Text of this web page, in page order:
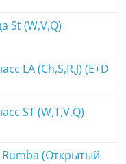
St (W,V,Q)
LA (Ch,S,R,J) (E+D
ST (W,T,V,Q)
(Открытый